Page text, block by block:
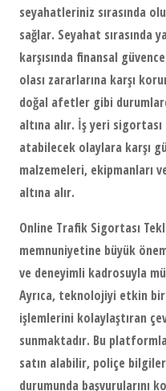
seyahatleriniz sırasında
sağlar. Seyahat sırasında
karşısında finansal
olası zararlarına karşı
doğal afetler gibi
altına alır. İş yeri
atabilecek olaylara karşı
malzemeleri, ekipmanları
altına alır.
Online Trafik Sigortası
memnuniyetine büyük
ve deneyimli kadrosuyla
Ayrıca, teknolojiyi etkin
işlemlerini kolaylaştıran
sunmaktadır. Bu
satın alabilir, poliçe
durumunda başvurularını